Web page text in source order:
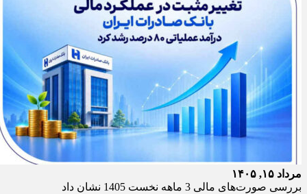
مرداد ۱۵, ۱۴۰۵
بررسی صورت‌های مالی 3 ماهه نخست 1405 نشان داد